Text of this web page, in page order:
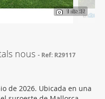
1 de 32
nous Ref: R29117
de 2026. Ubicada en una